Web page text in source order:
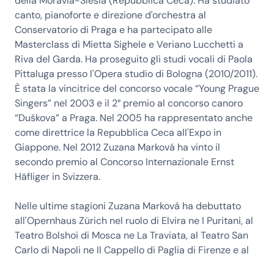
canto, pianoforte e direzione d'orchestra al
Conservatorio di Praga e ha partecipato alle
Masterclass di Mietta Sighele e Veriano Lucchetti a
Riva del Garda. Ha proseguito gli studi vocali di Paola
Pittaluga presso l'Opera studio di Bologna (2010/2011).
È stata la vincitrice del concorso vocale “Young Prague
Singers” nel 2003 e il 2° premio al concorso canoro
“Duškova” a Praga. Nel 2005 ha rappresentato anche
come direttrice la Repubblica Ceca all'Expo in
Giappone. Nel 2012 Zuzana Marková ha vinto il
secondo premio al Concorso Internazionale Ernst
Häfliger in Svizzera.
Nelle ultime stagioni Zuzana Marková ha debuttato
all'Opernhaus Zürich nel ruolo di Elvira ne I Puritani, al
Teatro Bolshoi di Mosca ne La Traviata, al Teatro San
Carlo di Napoli ne Il Cappello di Paglia di Firenze e al